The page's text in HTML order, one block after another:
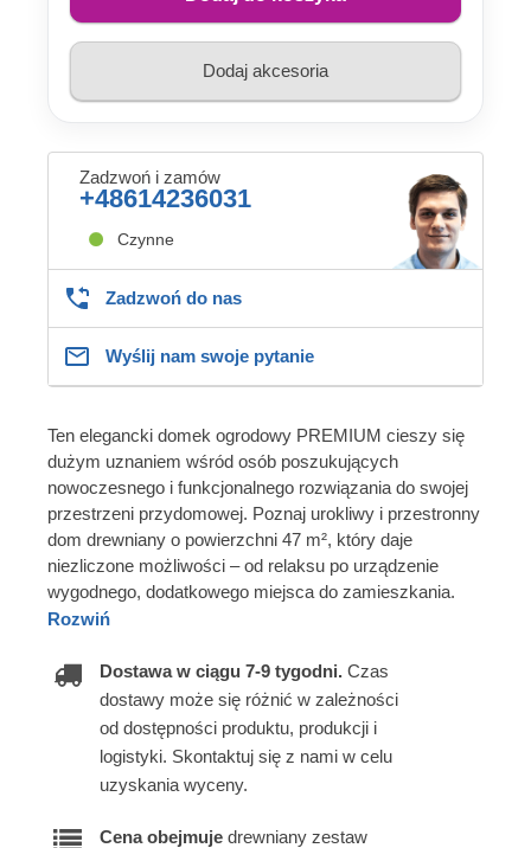
Dodaj akcesoria
Zadzwoń i zamów
+48614236031
Czynne
Zadzwoń do nas
Wyślij nam swoje pytanie
Ten elegancki domek ogrodowy PREMIUM cieszy się
dużym uznaniem wśród osób poszukujących
nowoczesnego i funkcjonalnego rozwiązania do swojej
przestrzeni przydomowej. Poznaj urokliwy i przestronny
dom drewniany o powierzchni 47 m², który daje
niezliczone możliwości – od relaksu po urządzenie
wygodnego, dodatkowego miejsca do zamieszkania.
Rozwiń
Dostawa w ciągu 7-9 tygodni. Czas
dostawy może się różnić w zależności
od dostępności produktu, produkcji i
logistyki. Skontaktuj się z nami w celu
uzyskania wyceny.
Cena obejmuje drewniany zestaw